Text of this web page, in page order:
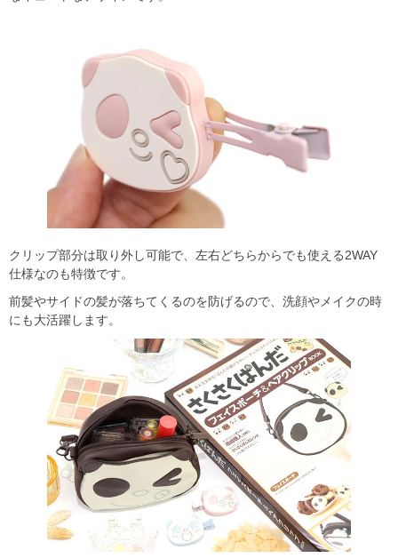
クリップ部分は取り外し可能で、左右どちらからでも使える2WAY
仕様なのも特徴です。
前髪やサイドの髪が落ちてくるのを防げるので、洗顔やメイクの時
にも大活躍します。